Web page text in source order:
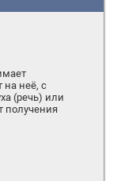
неё, с
(речь) или
получения